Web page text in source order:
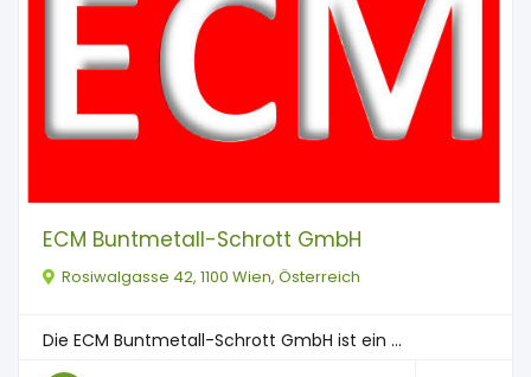
ECM Buntmetall-Schrott GmbH
Rosiwalgasse 42, 1100 Wien, Österreich
Die ECM Buntmetall-Schrott GmbH ist ein ...